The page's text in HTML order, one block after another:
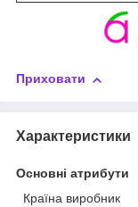
Приховати
Характеристики
Основні атрибути
Країна виробник